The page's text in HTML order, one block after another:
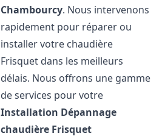
Chambourcy. Nous intervenons
rapidement pour réparer ou
installer votre chaudière
Frisquet dans les meilleurs
délais. Nous offrons une gamme
de services pour votre
Installation Dépannage
chaudière Frisquet